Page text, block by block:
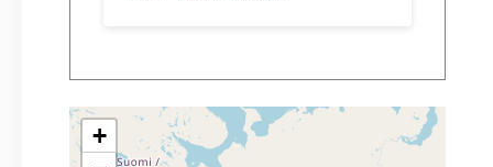
+